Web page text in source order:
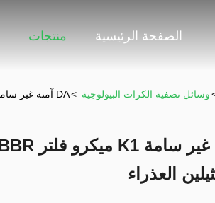
الصفحة الرئيسية منتجات
وسائل تصفية الكرات البيولوجية >DA آمنة غير سامة K1 ميكرو فلتر MBBR بمور مفاعل 100% البولي إيثيلين العذراء
العذراء